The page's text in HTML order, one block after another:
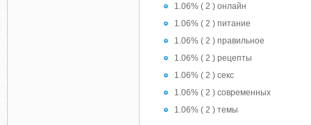
1.06% ( 2 ) онлайн
1.06% ( 2 ) питание
1.06% ( 2 ) правильное
1.06% ( 2 ) рецепты
1.06% ( 2 ) секс
1.06% ( 2 ) современных
1.06% ( 2 ) темы